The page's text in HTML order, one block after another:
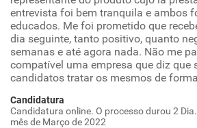
entrevista foi bem tranquila e ambos
educados. Me foi prometido que
dia seguinte, tanto positivo, quanto
semanas e até agora nada. Não me
compatível uma empresa que diz que
candidatos tratar os mesmos de
Candidatura
Candidatura online. O processo durou 2
mês de Março de 2022